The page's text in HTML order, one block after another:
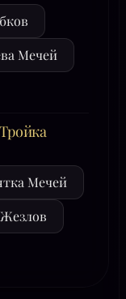
Мечей
Мечей